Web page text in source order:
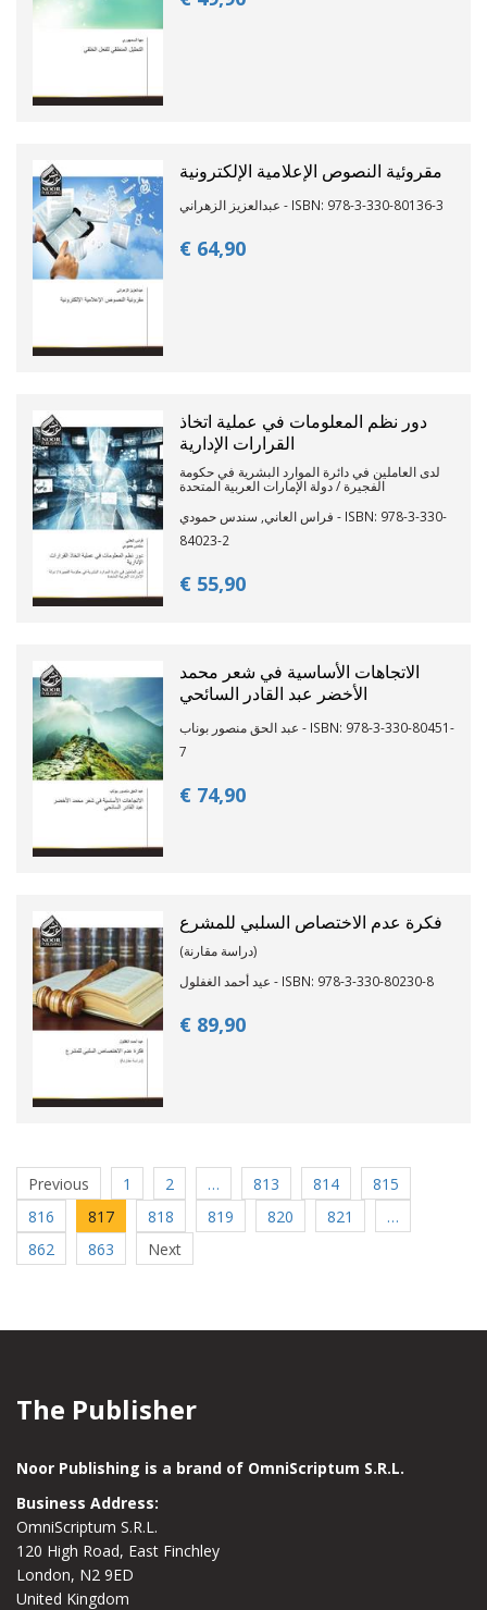
مقروئية النصوص الإعلامية الإلكترونية
عبدالعزيز الزهراني - ISBN: 978-3-330-80136-3
€ 64,90
دور نظم المعلومات في عملية اتخاذ
القرارات الإدارية
لدى العاملين في دائرة الموارد البشرية في حكومة
الفجيرة / دولة الإمارات العربية المتحدة
فراس العاني, سندس حمودي - ISBN: 978-3-330-
84023-2
€ 55,90
الاتجاهات الأساسية في شعر محمد
الأخضر عبد القادر السائحي
عبد الحق منصور بوناب - ISBN: 978-3-330-80451-
7
€ 74,90
فكرة عدم الاختصاص السلبي للمشرع
(دراسة مقارنة)
عيد أحمد الغفلول - ISBN: 978-3-330-80230-8
€ 89,90
Previous 1 2 … 813 814
815
816
817 818 819 820 821
…
862
863 Next
The Publisher
Noor Publishing is a brand of OmniScriptum S.R.L.
Business Address:
OmniScriptum S.R.L.
120 High Road, East Finchley
London, N2 9ED
United Kingdom